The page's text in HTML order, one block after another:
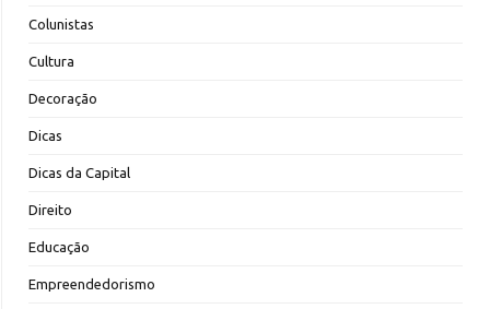
Colunistas
Cultura
Decoração
Dicas
Dicas da Capital
Direito
Educação
Empreendedorismo